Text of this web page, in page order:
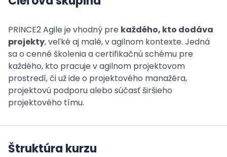
PRINCE2 Agile je vhodný pre každého, kto dodáva
projekty, veľké aj malé, v agilnom kontexte. Jedná
sa o cenné školenia a certifikačnú schému pre
každého, kto pracuje v agilnom projektovom
prostredí, či už ide o projektového manažéra,
projektovú podporu alebo súčasť širšieho
projektového tímu.
Štruktúra kurzu